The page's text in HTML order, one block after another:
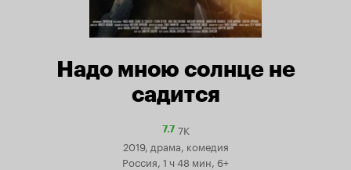
Надо мною солнце не
садится
7.7Рейтинг
7K
2019, драма, комедия
Россия, 1 ч 48 мин, 6+